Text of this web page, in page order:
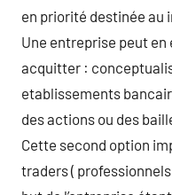
en priorité destinée au
Une entreprise peut
acquitter :
etablissements
des actions ou des
Cette second option
traders (